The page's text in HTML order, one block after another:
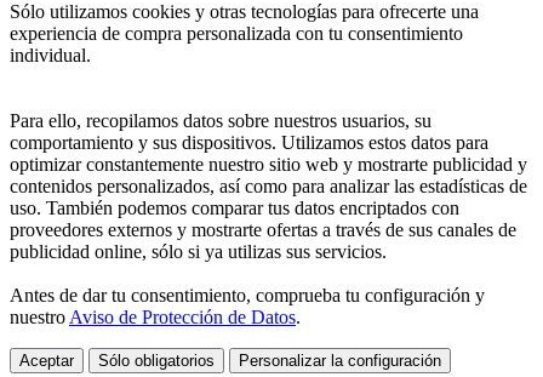
Sólo utilizamos cookies y otras tecnologías para ofrecerte una
experiencia de compra personalizada con tu consentimiento
individual.
Para ello, recopilamos datos sobre nuestros usuarios, su
comportamiento y sus dispositivos. Utilizamos estos datos para
optimizar constantemente nuestro sitio web y mostrarte publicidad y
contenidos personalizados, así como para analizar las estadísticas de
uso. También podemos comparar tus datos encriptados con
proveedores externos y mostrarte ofertas a través de sus canales de
publicidad online, sólo si ya utilizas sus servicios.
Antes de dar tu consentimiento, comprueba tu configuración y
nuestro Aviso de Protección de Datos.
Aceptar Sólo obligatorios Personalizar la configuración